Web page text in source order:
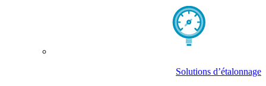
Solutions d’étalonnage